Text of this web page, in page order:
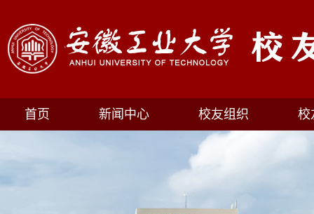
首页 新闻中心 校友组织 校